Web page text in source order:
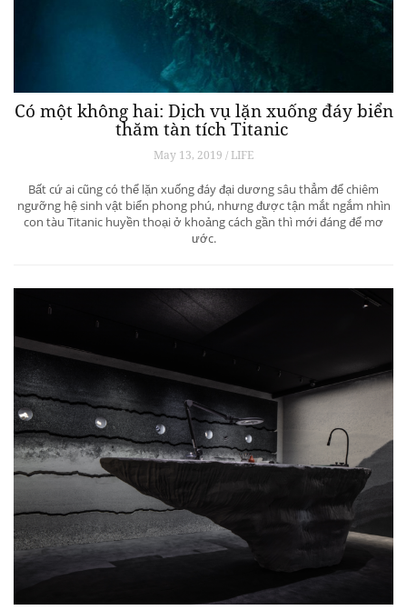
Có một không hai: Dịch vụ lặn xuống đáy biển
thăm tàn tích Titanic
May 13, 2019 / LIFE
Bất cứ ai cũng có thể lặn xuống đáy đại dương sâu thẳm để chiêm
ngưỡng hệ sinh vật biển phong phú, nhưng được tận mắt ngắm nhìn
con tàu Titanic huyền thoại ở khoảng cách gần thì mới đáng để mơ
ước.